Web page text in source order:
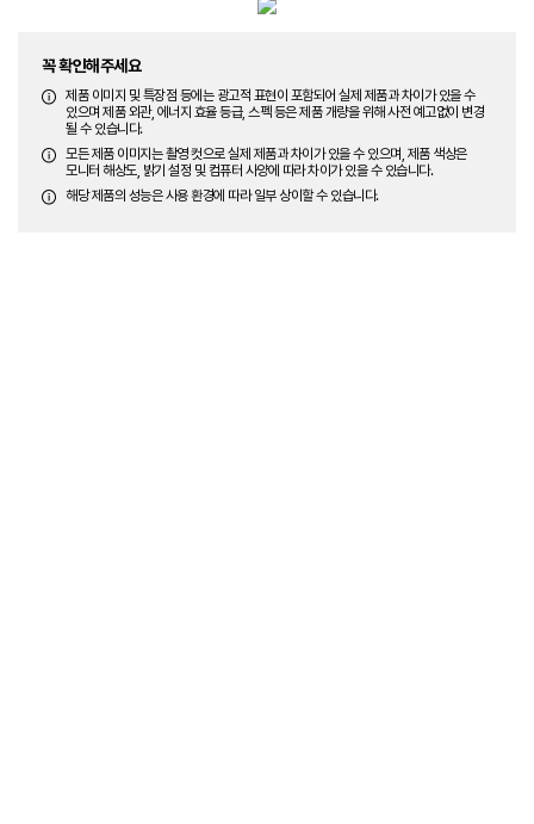
꼭 확인해주세요
제품 이미지 및 특장점 등에는 광고적 표현이 포함되어 실제 제품과 차이가 있을 수
있으며 제품 외관, 에너지 효율 등급, 스펙 등은 제품 개량을 위해 사전 예고없이 변경
될 수 있습니다.
모든 제품 이미지는 촬영 컷으로 실제 제품과 차이가 있을 수 있으며, 제품 색상은
모니터 해상도, 밝기 설정 및 컴퓨터 사양에 따라 차이가 있을 수 있습니다.
해당 제품의 성능은 사용 환경에 따라 일부 상이할 수 있습니다.